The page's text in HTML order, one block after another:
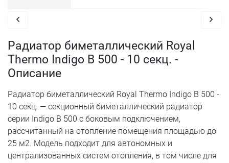
Радиатор биметаллический Royal
Thermo Indigo B 500 - 10 секц. -
Описание
Радиатор биметаллический Royal Thermo Indigo B 500 -
10 секц. — секционный биметаллический радиатор
серии Indigo B 500 с боковым подключением,
рассчитанный на отопление помещения площадью до
25 м2. Модель подходит для автономных и
централизованных систем отопления, в том числе для